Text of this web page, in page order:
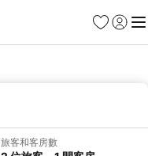
我的最愛
登入 選
旅客和客房數